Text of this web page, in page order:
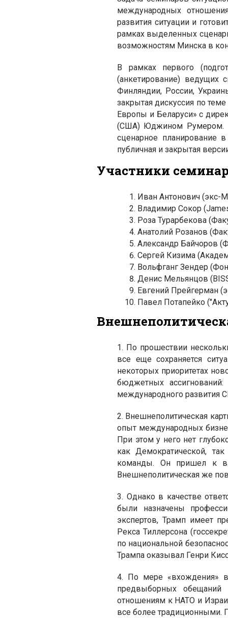
международных
развития ситуации и
рамках выделенных
возможностям Минска в
В рамках первого
(анкетирование) ведущих
Финляндии, России,
закрытая дискуссия по
Европы и Беларуси» с
(США) Юджином Румером.
сценарное планирование
публичная и закрытая
Участники
Иван Антонович (экс-
Владимир Сокор
Роза Турарбекова
Анатолий Розанов
Александр Байчоров
Сергей Кизима
Вольфганг Зендер
Денис Мельянцов
Евгений Прейгерман
Павел Потапейко
1. По прошествии
все еще сохраняется
некоторых приоритетах
бюджетных ассигнований:
международного развития
2. Внешнеполитическая
опыт международных
При этом у него нет
как Демократической,
команды. Он пришел к
Внешнеполитическая же
3. Однако в качестве
были назначены
экспертов, Трамп имеет
Рекса Тиллерсона
по национальной
Трампа оказывал Генри
4. По мере «вхождения» в
предвыборных
отношениям к НАТО и
все более традиционными.